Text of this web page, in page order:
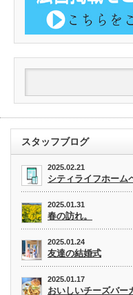
スタッフブログ
2025.02.21
シティライフホー
2025.01.31
春の訪れ。
2025.01.24
友達の結婚式
2025.01.17
おいしいチーズバー